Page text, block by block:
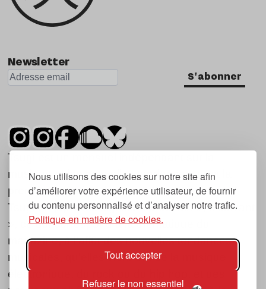
Nous utilisons des cookies sur notre site afin
d’améliorer votre expérience utilisateur, de fournir
du contenu personnalisé et d’analyser notre trafic.
Politique en matière de cookies.
Tout accepter
Refuser le non essentiel
Newsletter
S'abonner
Tsugi est un mensuel indépendant sur la
musique et les nouvelles tendances, dont la
première parution date de 2007.
Tsugi en japonais signifie « prochain », « suivant
», ce qui correspond à la thématique du
magazine, à l’affût des nouvelles tendances
musicales, qu’elles viennent de la musique
électronique, du rock ou du hip hop, et des